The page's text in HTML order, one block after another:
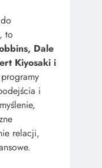
to
Dale
Kiyosaki i
i
relacji,